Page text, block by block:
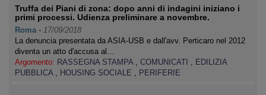
Truffa dei Piani di zona: dopo anni di indagini iniziano i
primi processi. Udienza preliminare a novembre.
Roma - 17/09/2018
La denuncia presentata da ASIA-USB e dall'avv. Perticaro nel 2012
diventa un atto d'accusa al…
Argomento: RASSEGNA STAMPA , COMUNICATI , EDILIZIA
PUBBLICA , HOUSING SOCIALE , PERIFERIE